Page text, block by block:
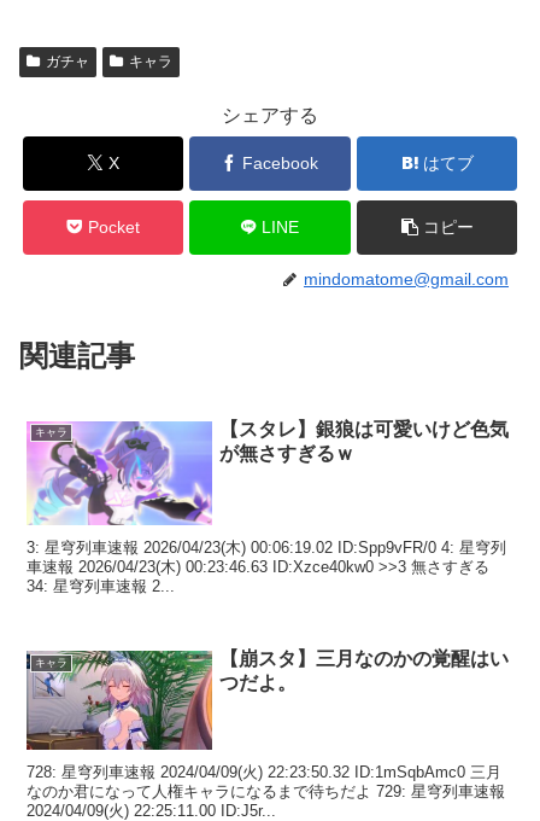
ガチャ キャラ
シェアする
X Facebook はてブ
Pocket LINE コピー
mindomatome@gmail.com
関連記事
キャラ
【スタレ】銀狼は可愛いけど色気
が無さすぎるｗ
3: 星穹列車速報 2026/04/23(木) 00:06:19.02 ID:Spp9vFR/0 4: 星穹列
車速報 2026/04/23(木) 00:23:46.63 ID:Xzce40kw0 >>3 無さすぎる
34: 星穹列車速報 2...
キャラ
【崩スタ】三月なのかの覚醒はい
つだよ。
728: 星穹列車速報 2024/04/09(火) 22:23:50.32 ID:1mSqbAmc0 三月
なのか君になって人権キャラになるまで待ちだよ 729: 星穹列車速報
2024/04/09(火) 22:25:11.00 ID:J5r...